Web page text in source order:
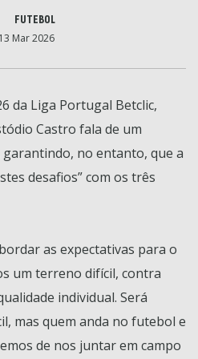
FUTEBOL
13 Mar 2026
da Liga Portugal Betclic,
Castro fala de um
no entanto, que a
desafios” com os três
as expectativas para o
um terreno difícil, contra
individual. Será
mas quem anda no futebol e
de nos juntar em campo